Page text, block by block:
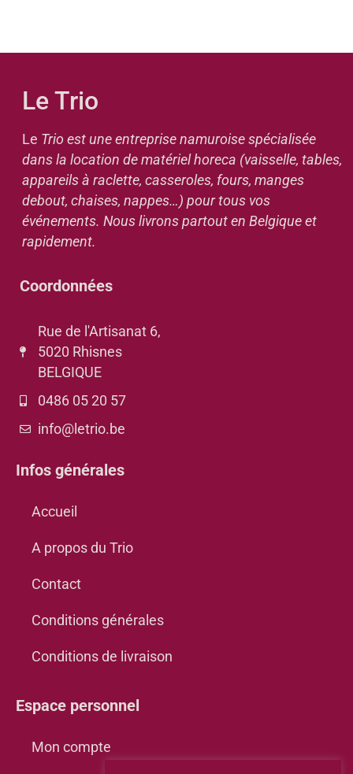
Le Trio
Le Trio est une entreprise namuroise spécialisée
dans la location de matériel horeca (vaisselle, tables,
appareils à raclette, casseroles, fours, manges
debout, chaises, nappes…) pour tous vos
événements. Nous livrons partout en Belgique et
rapidement.
Coordonnées
Rue de l'Artisanat 6,
5020 Rhisnes
BELGIQUE
0486 05 20 57
info@letrio.be
Infos générales
Accueil
A propos du Trio
Contact
Conditions générales
Conditions de livraison
Espace personnel
Mon compte